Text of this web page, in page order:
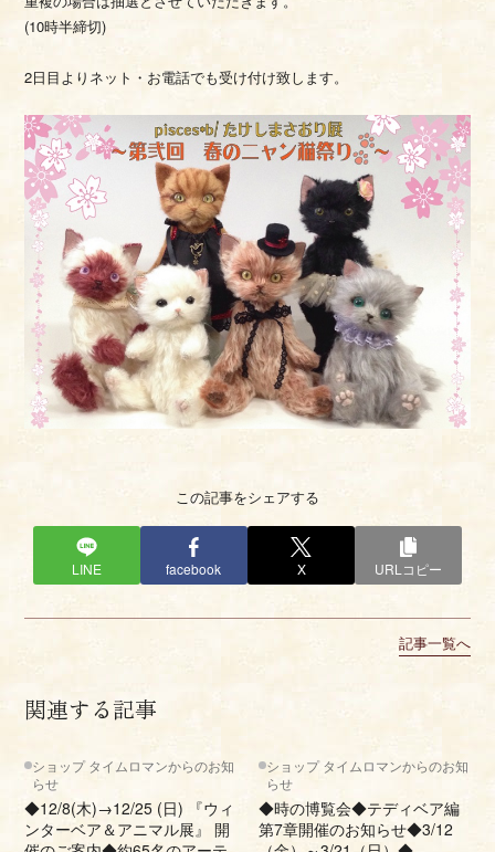
(10時半締切)
2日目よりネット・お電話でも受け付け致します。
この記事をシェアする
LINE facebook X URLコピー
記事一覧へ
関連する記事
ショップ タイムロマンからのお知
らせ
◆12/8(木)→12/25 (日) 『ウィ
ンターベア＆アニマル展』 開
ショップ タイムロマンからのお知
らせ
◆時の博覧会◆テディベア編
第7章開催のお知らせ◆3/12